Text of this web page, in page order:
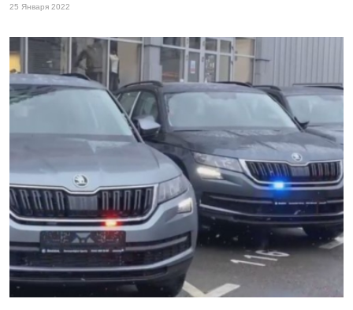
25 Января 2022